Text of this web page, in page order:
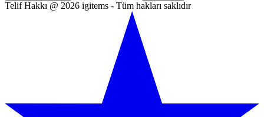
Telif Hakkı @ 2026 igitems - Tüm hakları saklıdır